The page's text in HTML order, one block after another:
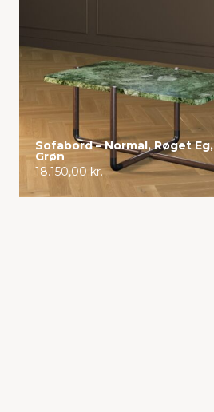
Sofabord – Normal, Røget Eg,
Grøn
18.150,00 kr.
Tilføj til kurv